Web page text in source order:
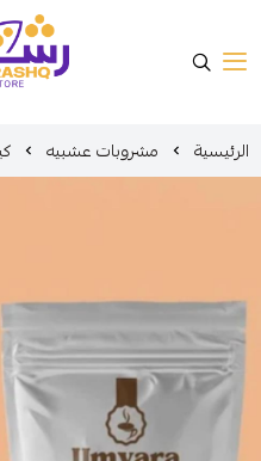
متجر
الرئيسية مشروبات عشبيه